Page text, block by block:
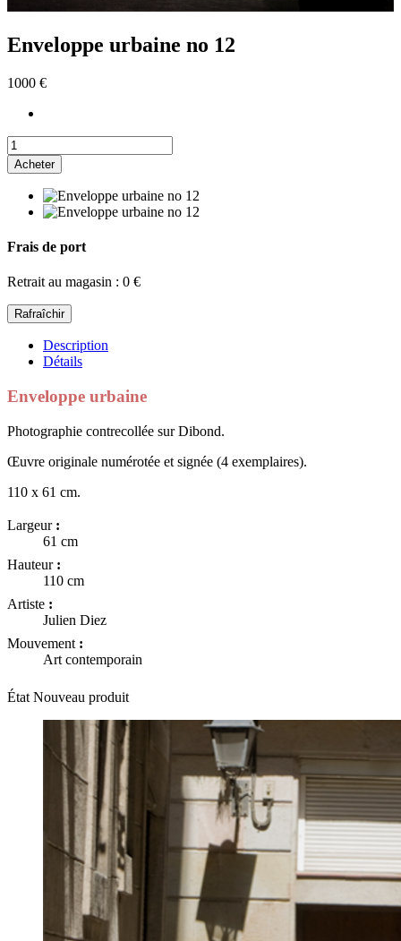
Enveloppe urbaine no 12
1000 €
Acheter
Frais de port
Retrait au magasin : 0 €
Description
Détails
Enveloppe urbaine
Photographie contrecollée sur Dibond.
Œuvre originale numérotée et signée (4 exemplaires).
110 x 61 cm.
Largeur :
61 cm
Hauteur :
110 cm
Artiste :
Julien Diez
Mouvement :
Art contemporain
État Nouveau produit